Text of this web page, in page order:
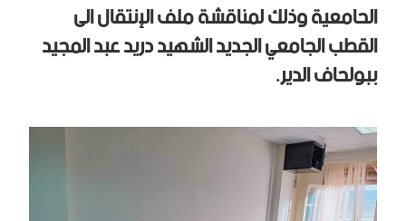
الحامعية وذلك لمناقشة ملف الإنتقال الى
القطب الجامعي الجديد الشهيد دريد عبد المجيد
ببولحاف الدير.